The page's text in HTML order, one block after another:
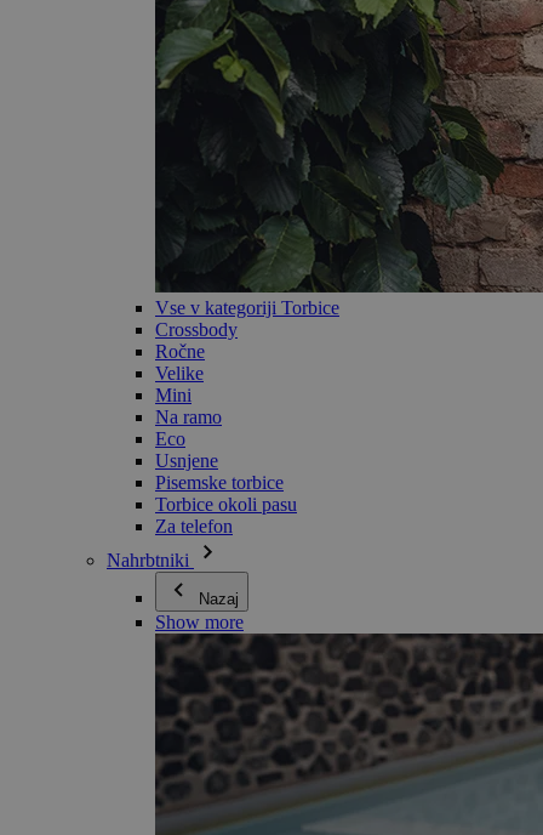
Vse v kategoriji Torbice
Crossbody
Ročne
Velike
Mini
Na ramo
Eco
Usnjene
Pisemske torbice
Torbice okoli pasu
Za telefon
Nahrbtniki
Nazaj
Show more